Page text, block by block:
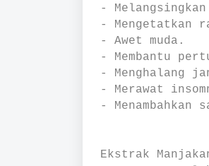
-
- Mengetatkan
- Awet muda.
- Membantu
- Menghalang
- Merawat
- Menambahkan
Ekstrak